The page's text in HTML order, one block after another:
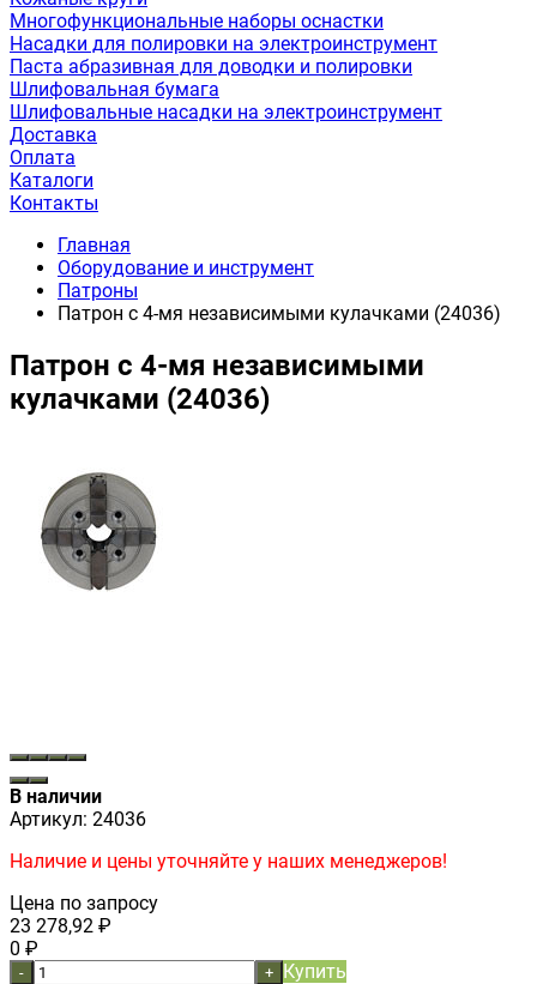
Многофункциональные наборы оснастки
Насадки для полировки на электроинструмент
Паста абразивная для доводки и полировки
Шлифовальная бумага
Шлифовальные насадки на электроинструмент
Доставка
Оплата
Каталоги
Контакты
Главная
Оборудование и инструмент
Патроны
Патрон с 4-мя независимыми кулачками (24036)
Патрон с 4-мя независимыми
кулачками (24036)
В наличии
Артикул: 24036
Наличие и цены уточняйте у наших менеджеров!
Цена по запросу
23 278,92 ₽
0 ₽
- + Купить